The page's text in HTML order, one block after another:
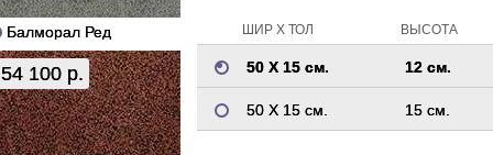
Балморал Ред
54 100 р.
ШИР Х ТОЛ ВЫСОТА
50 Х 15 см. 12 см.
50 Х 15 см. 15 см.